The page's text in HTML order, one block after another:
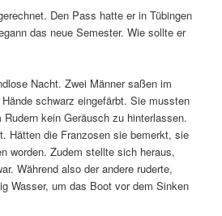
Den Pass hatte er in Tübingen
das neue Semester. Wie sollte er
Nacht. Zwei Männer saßen im
schwarz eingefärbt. Sie mussten
kein Geräusch zu hinterlassen.
Hätten die Franzosen sie bemerkt, sie
worden. Zudem stellte sich heraus,
Während also der andere ruderte,
Wasser, um das Boot vor dem Sinken